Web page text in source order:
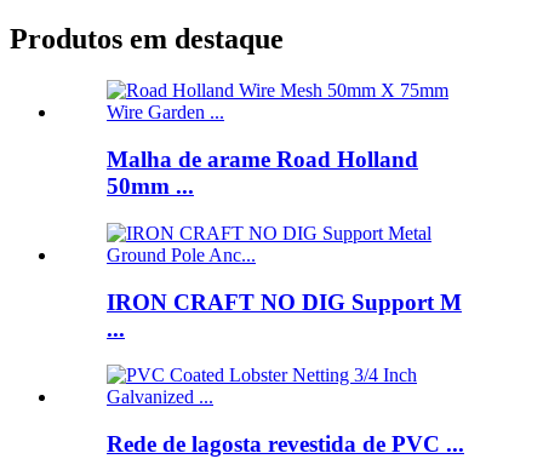
Produtos em destaque
Malha de arame Road Holland
50mm ...
IRON CRAFT NO DIG Support M
...
Rede de lagosta revestida de PVC ...